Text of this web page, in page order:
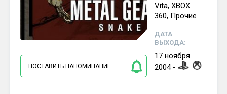
ПОСТАВИТЬ НАПОМИНАНИЕ
Vita, XBOX
360, Прочие
ДАТА
ВЫХОДА:
17 ноября
2004-